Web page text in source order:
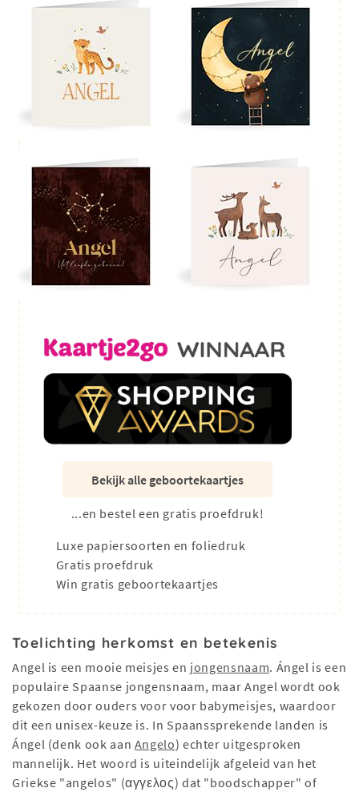
Bekijk alle geboortekaartjes
...en bestel een gratis proefdruk!
Luxe papiersoorten en foliedruk
Gratis proefdruk
Win gratis geboortekaartjes
Toelichting herkomst en betekenis
Angel is een mooie meisjes en jongensnaam. Ángel is een
populaire Spaanse jongensnaam, maar Angel wordt ook
gekozen door ouders voor voor babymeisjes, waardoor
dit een unisex-keuze is. In Spaanssprekende landen is
Ángel (denk ook aan Angelo) echter uitgesproken
mannelijk. Het woord is uiteindelijk afgeleid van het
Griekse "angelos" (αγγελος) dat "boodschapper" of